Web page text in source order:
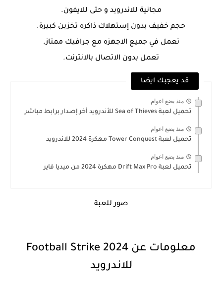
مجانية للاندرويد و حتى للايفون.
حجم خفيف بدون إستهلاك ذاكره تخزين كبيرة.
تعمل في جميع الاجهزه مع جرافيك ممتاز.
تعمل بدون الاتصال بالانترنت.
قد يعجبك ايضا
منذ بضع اعوام
تحميل لعبة Sea of Thieves للأندرويد أخر إصدار برابط مباشر
منذ بضع اعوام
تحميل لعبة Tower Conquest مهكرة 2024 للاندرويد
منذ بضع اعوام
تحميل لعبة Drift Max Pro مهكرة 2024 من ميديا فاير
صور للعبة
معلومات عن Football Strike 2024
للاندرويد